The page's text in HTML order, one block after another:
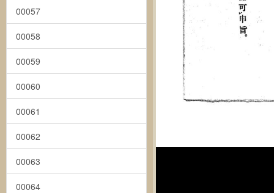
00057
00058
00059
00060
00061
00062
00063
00064